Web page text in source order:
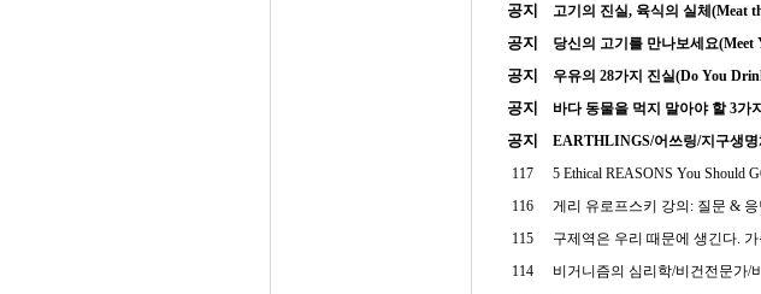
공지 고기의 진실, 육식의 실체(Meat
공지 당신의 고기를 만나보세요(Meet
공지 우유의 28가지 진실(Do You
공지 바다 동물을 먹지 말아야 할 3가
공지 EARTHLINGS/어쓰링/지구생
117
5 Ethical REASONS You Should
116
게리 유로프스키 강의: 질문 & 응
115
구제역은 우리 때문에 생긴다.
114
비거니즘의 심리학/비건전문가/